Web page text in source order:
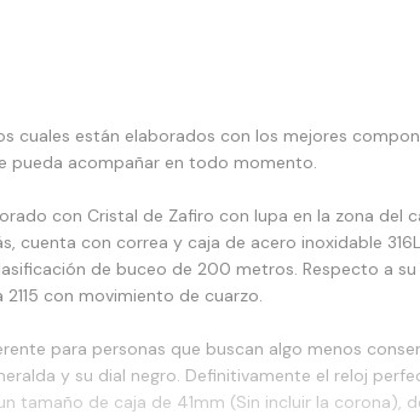
cuales están elaborados con los mejores
pueda acompañar en todo momento.
con Cristal de Zafiro con lupa en la zona del
cuenta con correa y caja de acero inoxidable
de buceo de 200 metros. Respecto a su
con movimiento de cuarzo.
para personas que buscan algo menos
y su dial negro. Definitivamente el reloj
tamaño de caja de 41mm (Sin incluir la corona),